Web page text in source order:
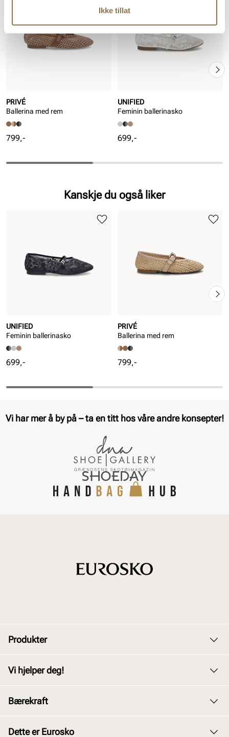
Ikke tillat
PRIVÉ
Ballerina med rem
Pris
799,-
UNIFIED
Feminin ballerinasko
Pris
699,-
Kanskje du også liker
UNIFIED
Feminin ballerinasko
Pris
699,-
PRIVÉ
Ballerina med rem
Pris
799,-
Vi har mer å by på – ta en titt hos våre andre konsepter!
Produkter
Barn
Vi hjelper deg!
Kjøpsbetingelser
Bærekraft
Dette er Eurosko